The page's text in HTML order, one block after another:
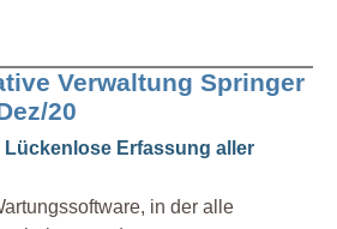
Verwaltung Springer
20
Lückenlose Erfassung aller
in der alle